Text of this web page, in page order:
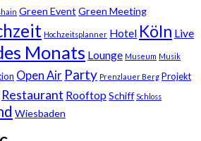
Green EventGreen Meeting
Hochzeitsplanner Hotel Köln Live
Monats Lounge Museum Musik
Open Air Party Prenzlauer Berg Projekt
Restaurant Rooftop Schiff Schloss
Wiesbaden